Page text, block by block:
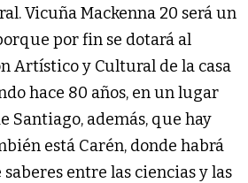
Vicuña Mackenna 20 será un
por fin se dotará al
Artístico y Cultural de la casa
hace 80 años, en un lugar
Santiago, además, que hay
está Carén, donde habrá
entre las ciencias y las